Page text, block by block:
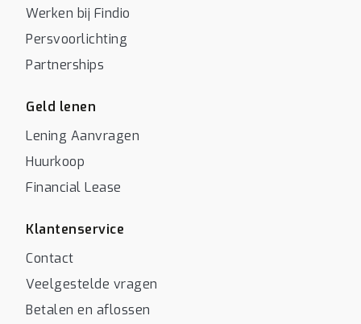
Werken bij Findio
Persvoorlichting
Partnerships
Geld lenen
Lening Aanvragen
Huurkoop
Financial Lease
Klantenservice
Contact
Veelgestelde vragen
Betalen en aflossen